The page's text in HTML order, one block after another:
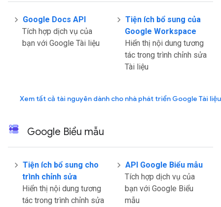
Google Docs API
Tích hợp dịch vụ của
bạn với Google Tài liệu
Tiện ích bổ sung của
Google Workspace
Hiển thị nội dung tương
tác trong trình chỉnh sửa
Tài liệu
Xem tất cả tài nguyên dành cho nhà phát triển Google Tài liệu
Google Biểu mẫu
Tiện ích bổ sung cho
trình chỉnh sửa
Hiển thị nội dung tương
tác trong trình chỉnh sửa
API Google Biểu mẫu
Tích hợp dịch vụ của
bạn với Google Biểu
mẫu